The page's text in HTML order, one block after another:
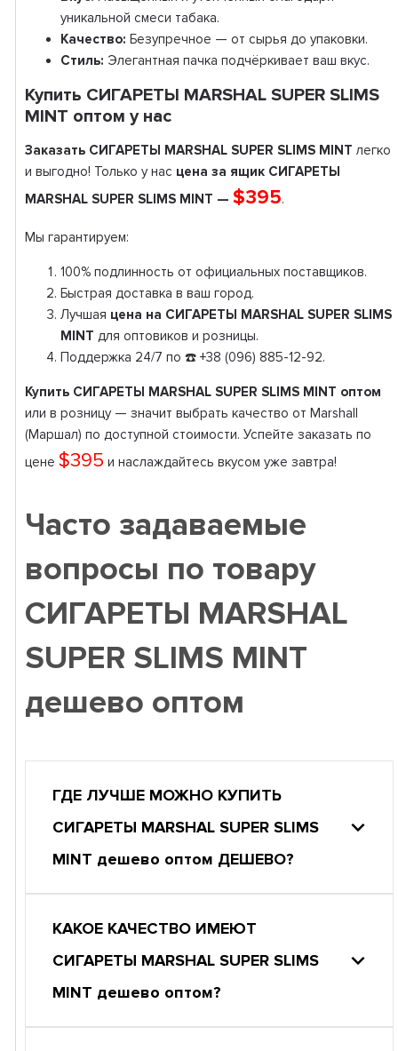
уникальной смеси табака.
Качество: Безупречное — от сырья до упаковки.
Стиль: Элегантная пачка подчёркивает ваш вкус.
Купить СИГАРЕТЫ MARSHAL SUPER SLIMS
MINT оптом у нас
Заказать СИГАРЕТЫ MARSHAL SUPER SLIMS MINT легко
и выгодно! Только у нас цена за ящик СИГАРЕТЫ
MARSHAL SUPER SLIMS MINT — $395.
Мы гарантируем:
100% подлинность от официальных поставщиков.
Быстрая доставка в ваш город.
Лучшая цена на СИГАРЕТЫ MARSHAL SUPER SLIMS
MINT для оптовиков и розницы.
Поддержка 24/7 по ☎️ +38 (096) 885-12-92.
Купить СИГАРЕТЫ MARSHAL SUPER SLIMS MINT оптом
или в розницу — значит выбрать качество от Marshall
(Маршал) по доступной стоимости. Успейте заказать по
цене $395 и наслаждайтесь вкусом уже завтра!
Часто задаваемые
вопросы по товару
СИГАРЕТЫ MARSHAL
SUPER SLIMS MINT
дешево оптом
ГДЕ ЛУЧШЕ МОЖНО КУПИТЬ
СИГАРЕТЫ MARSHAL SUPER SLIMS
MINT дешево оптом ДЕШЕВО?
КАКОЕ КАЧЕСТВО ИМЕЮТ
СИГАРЕТЫ MARSHAL SUPER SLIMS
MINT дешево оптом?